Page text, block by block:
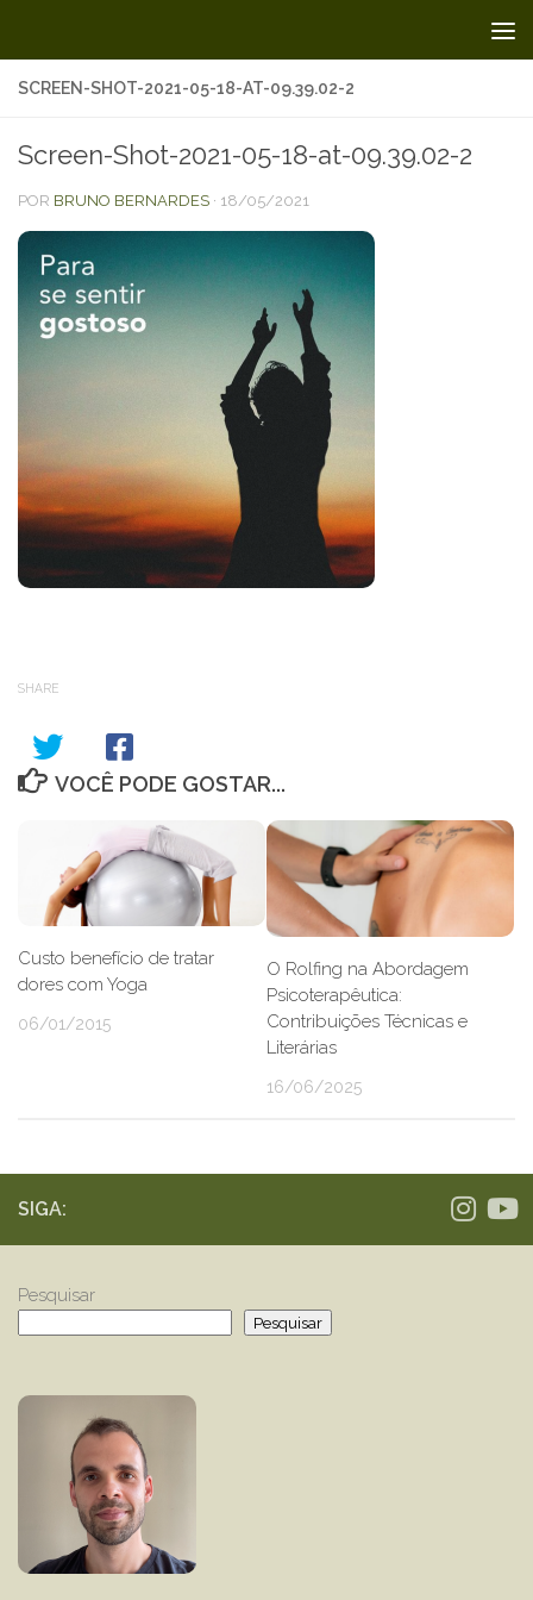
SCREEN-SHOT-2021-05-18-AT-09.39.02-2
Screen-Shot-2021-05-18-at-09.39.02-2
POR BRUNO BERNARDES · 18/05/2021
SHARE
VOCÊ PODE GOSTAR...
Custo benefício de tratar
dores com Yoga
06/01/2015
O Rolfing na Abordagem
Psicoterapêutica:
Contribuições Técnicas e
Literárias
16/06/2025
SIGA:
Pesquisar
Pesquisar